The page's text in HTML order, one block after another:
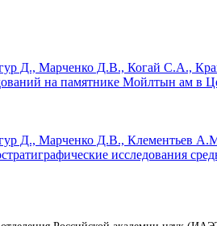
Д., Марченко Д.В., Когай С.А.,
на памятнике Мойлтын ам в
Д., Марченко Д.В., Клементьев
исследования